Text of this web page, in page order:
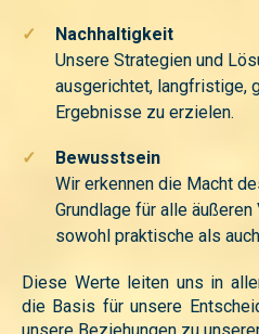
✓
Nachhaltigkeit
Unsere Strategien und
ausgerichtet, langfristige,
Ergebnisse zu erzielen.
✓
Bewusstsein
Wir erkennen die Macht
Grundlage für alle
sowohl praktische als
Diese Werte leiten uns in
die Basis für unsere
unsere Beziehungen zu